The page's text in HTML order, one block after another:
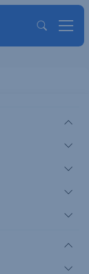
a szerb
többségi